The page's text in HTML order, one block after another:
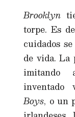
Brooklyn
torpe. Es
cuidados
de vida. La
imitando
inventado
Boys, o un